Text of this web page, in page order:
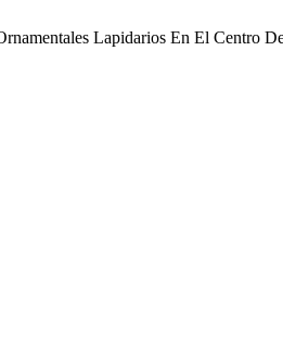
Lapidarios En El Centro